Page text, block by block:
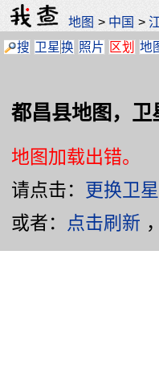
地图 > 中国 >
搜 卫星换 照片 区划 地
都昌县地图，卫
地图加载出错。
请点击： 更换卫
或者： 点击刷新